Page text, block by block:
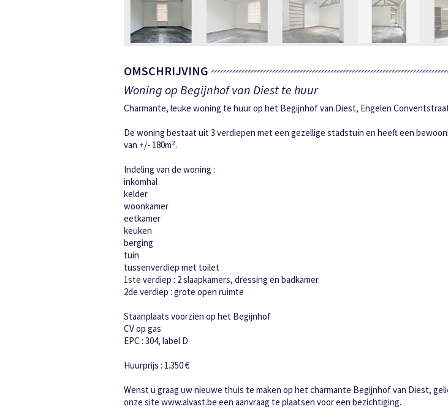
OMSCHRIJVING
Woning op Begijnhof van Diest te huur
Charmante, leuke woning te huur op het Begijnhof van Diest, Engelen
De woning bestaat uit 3 verdiepen met een gezellige stadstuin en heeft een
van +/- 180m².
Indeling van de woning :
inkomhal
kelder
woonkamer
eetkamer
keuken
berging
tuin
tussenverdiep met toilet
1ste verdiep : 2 slaapkamers, dressing en badkamer
2de verdiep : grote open ruimte
Staanplaats voorzien op het Begijnhof
CV op gas
EPC : 304, label D
Huurprijs : 1.350 €
Wenst u graag uw nieuwe thuis te maken op het charmante Begijnhof van Diest,
onze site www.alvast.be een aanvraag te plaatsen voor een bezichtiging.